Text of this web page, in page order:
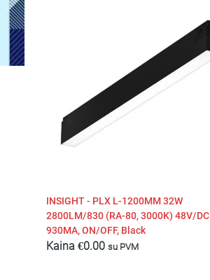
INSIGHT - PLX L-1200MM 32W
2800LM/830 (RA-80, 3000K) 48V/DC
930MA, ON/OFF, Black
Kaina €0.00 su PVM